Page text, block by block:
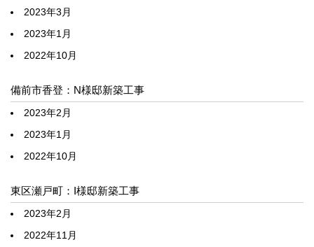
2023年3月
2023年1月
2022年10月
備前市香登：N様邸新築工事
2023年2月
2023年1月
2022年10月
東区瀬戸町：I様邸新築工事
2023年2月
2022年11月